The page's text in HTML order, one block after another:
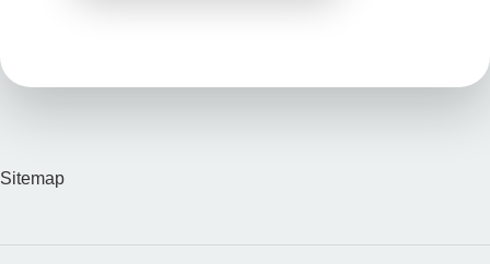
Sitemap